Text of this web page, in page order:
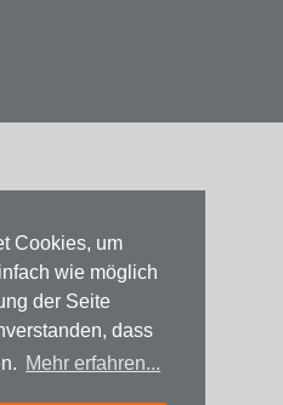
Cookies, um
wie möglich
der Seite
dass
Mehr erfahren...